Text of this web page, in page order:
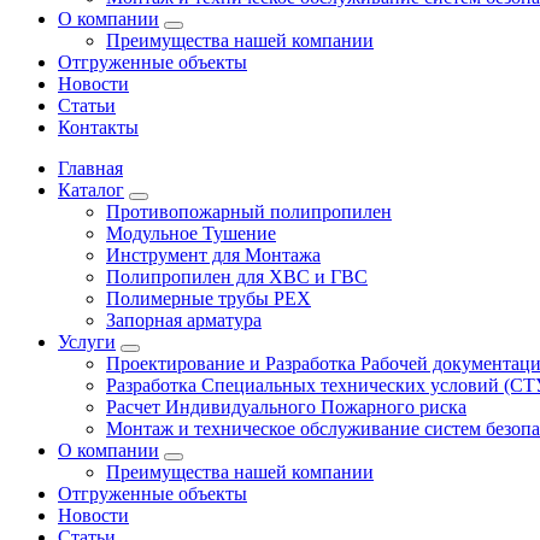
О компании
Преимущества нашей компании
Отгруженные объекты
Новости
Статьи
Контакты
Главная
Каталог
Противопожарный полипропилен
Модульное Тушение
Инструмент для Монтажа
Полипропилен для ХВС и ГВС
Полимерные трубы PEX
Запорная арматура
Услуги
Проектирование и Разработка Рабочей
Разработка Специальных технических условий
Расчет Индивидуального Пожарного риска
Монтаж и техническое обслуживание систем
О компании
Преимущества нашей компании
Отгруженные объекты
Новости